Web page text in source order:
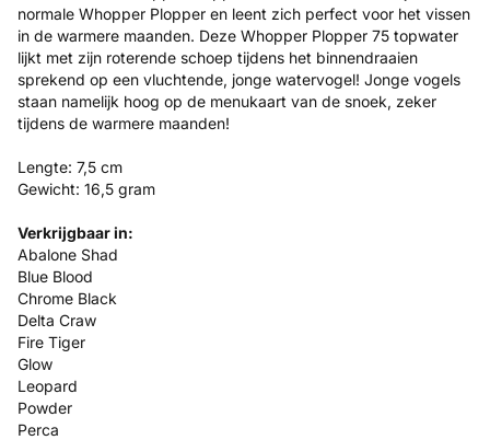
normale Whopper Plopper en leent zich perfect voor het vissen
in de warmere maanden. Deze Whopper Plopper 75 topwater
lijkt met zijn roterende schoep tijdens het binnendraaien
sprekend op een vluchtende, jonge watervogel! Jonge vogels
staan namelijk hoog op de menukaart van de snoek, zeker
tijdens de warmere maanden!
Lengte: 7,5 cm
Gewicht: 16,5 gram
Verkrijgbaar in:
Abalone Shad
Blue Blood
Chrome Black
Delta Craw
Fire Tiger
Glow
Leopard
Powder
Perca